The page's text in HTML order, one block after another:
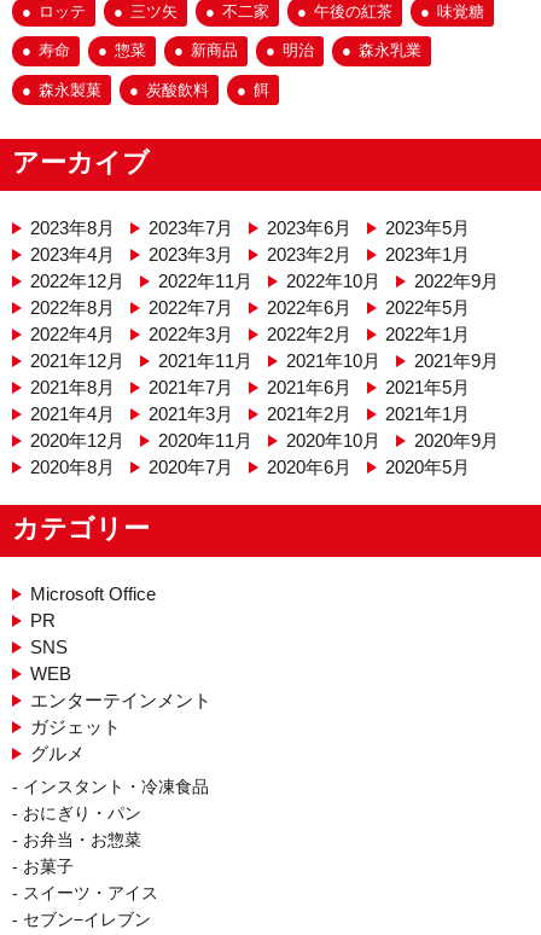
ロッテ 三ツ矢 不二家 午後の紅茶 味覚糖
寿命 惣菜 新商品 明治 森永乳業
森永製菓 炭酸飲料 餌
アーカイブ
2023年8月 2023年7月 2023年6月
2023年5月
2023年4月
2023年3月 2023年2月
2023年1月
2022年12月
2022年11月 2022年10月
2022年9月
2022年8月
2022年7月 2022年6月
2022年5月
2022年4月
2022年3月 2022年2月
2022年1月
2021年12月
2021年11月 2021年10月
2021年9月
2021年8月
2021年7月 2021年6月
2021年5月
2021年4月
2021年3月 2021年2月
2021年1月
2020年12月
2020年11月 2020年10月
2020年9月
2020年8月
2020年7月 2020年6月 2020年5月
カテゴリー
Microsoft Office
PR
SNS
WEB
エンターテインメント
ガジェット
グルメ
インスタント・冷凍食品
おにぎり・パン
お弁当・お惣菜
お菓子
スイーツ・アイス
セブン−イレブン